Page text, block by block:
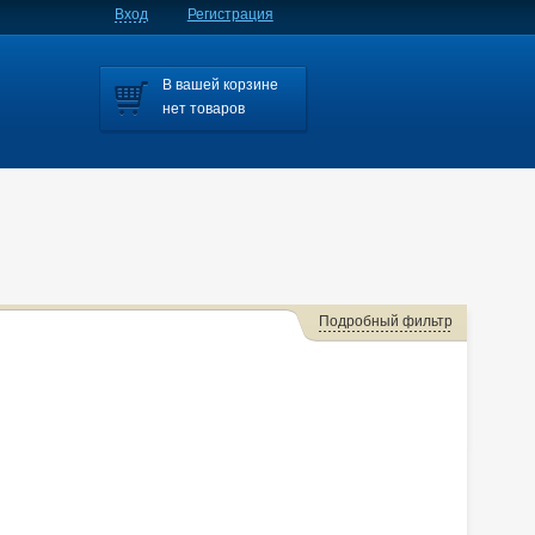
Подробный фильтр
Вход Регистрация
В вашей корзине
нет товаров